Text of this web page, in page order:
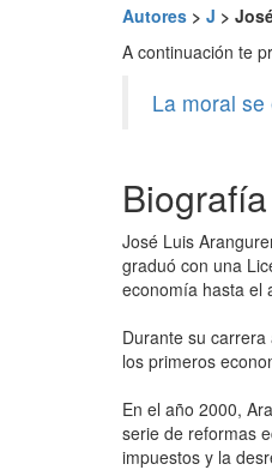
Autores > J >
A continuación te
La moral
José Luis
graduó con una
economía hasta el
Durante su
los primeros
En el año 2000,
serie de reformas
impuestos y la